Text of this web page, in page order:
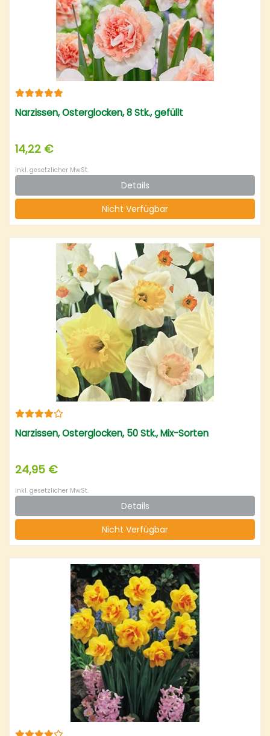
Narzissen, Osterglocken, 8 Stk., gefüllt
14,22 €
inkl. gesetzlicher MwSt.
Details
Nicht Verfügbar
Narzissen, Osterglocken, 50 Stk., Mix-Sorten
24,95 €
inkl. gesetzlicher MwSt.
Details
Nicht Verfügbar